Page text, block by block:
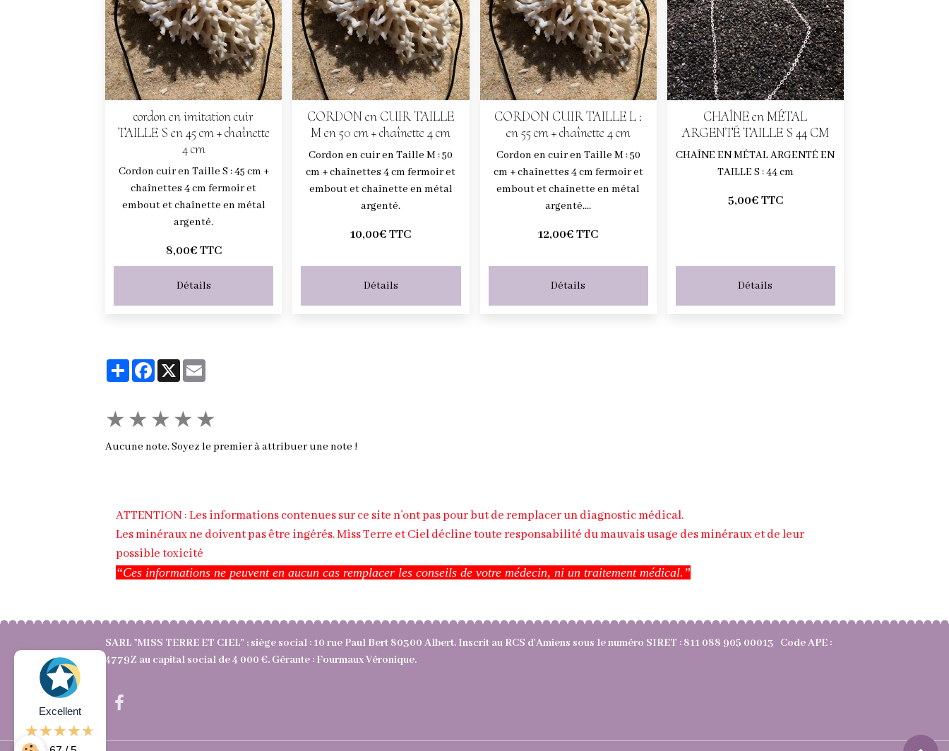
cordon en imitation cuir
TAILLE S en 45 cm + chaînette
4 cm
Cordon cuir en Taille S : 45 cm +
chaînettes 4 cm fermoir et
embout et chaînette en métal
argenté.
8,00€ TTC
Détails
CORDON en CUIR TAILLE
M en 50 cm + chaînette 4 cm
Cordon en cuir en Taille M : 50
cm + chaînettes 4 cm fermoir et
embout et chaînette en métal
argenté.
10,00€ TTC
Détails
CORDON CUIR TAILLE L :
en 55 cm + chaînette 4 cm
Cordon en cuir en Taille M : 50
cm + chaînettes 4 cm fermoir et
embout et chaînette en métal
argenté....
12,00€ TTC
Détails
CHAÎNE en MÉTAL
ARGENTÉ TAILLE S 44 CM
CHAÎNE EN MÉTAL ARGENTÉ EN
TAILLE S : 44 cm
5,00€ TTC
Détails
PartagerFacebook
X
★ ★ ★ ★ ★
Aucune note. Soyez le premier à attribuer une note !
ATTENTION : Les informations contenues sur ce site n’ont pas pour but de remplacer un diagnostic médical.
Les minéraux ne doivent pas être ingérés. Miss Terre et Ciel décline toute responsabilité du mauvais usage des minéraux et de leur
possible toxicité
“Ces informations ne peuvent en aucun cas remplacer les conseils de votre médecin, ni un traitement médical.”
SARL "MISS TERRE ET CIEL" ; siège social : 10 rue Paul Bert 80300 Albert. Inscrit au RCS d'Amiens sous le numéro SIRET : 811 088 905 00013 Code APE :
4779Z au capital social de 4 000 €. Gérante : Fourmaux Véronique.
Excellent